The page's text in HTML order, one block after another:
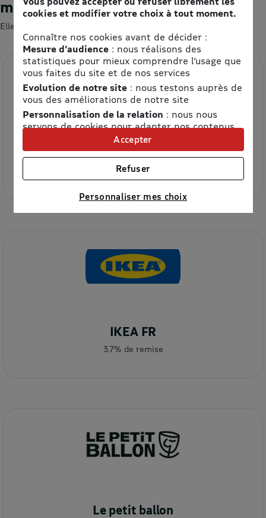
moment
Elles devraient vous intéresser 😍
Etam
8.5% de remise
IKEA FR
3.7% de remise
Le petit ballon
cookies et modifier votre choix à tout moment.
Connaître nos cookies avant de décider :
Mesure d’audience: nous réalisons des
statistiques pour mieux comprendre l’usage que
vous faites du site et de nos services
Evolution de notre site: nous testons auprès de
vous des améliorations de notre site
Personnalisation de la relation : nous nous
servons de cookies pour adapter nos contenus
et personnaliser nos offres
Univers publicitaire: nous utilisons avec nos
partenaires des cookies pour afficher des
publicités personnalisées
Connaître notre politique cookies et la liste de nos
Personnaliser mes choix
Refuser
Accepter